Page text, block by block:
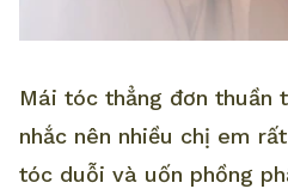
Mái tóc thẳng đơn thuần
nhắc nên nhiều chị em
tóc duỗi và uốn phồng